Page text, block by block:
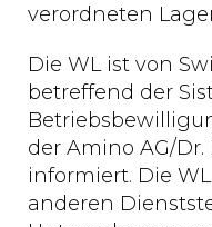
verordneten
Die WL ist von
betreffend der
der Amino AG/Dr.
informiert. Die
anderen